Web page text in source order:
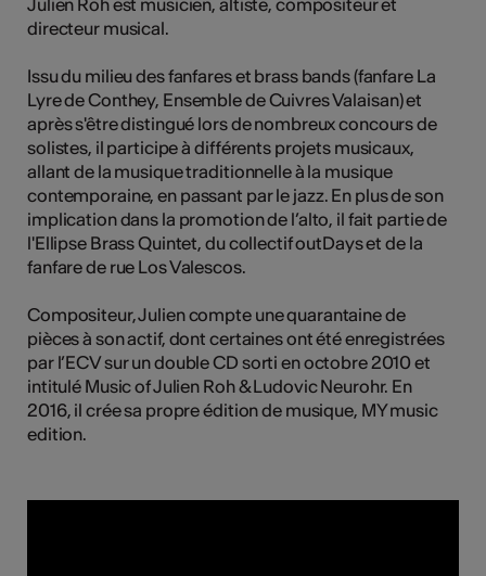
directeur musical.
Issu du milieu des fanfares et brass bands (fanfare La
Lyre de Conthey, Ensemble de Cuivres Valaisan) et
après s'être distingué lors de nombreux concours de
solistes, il participe à différents projets musicaux,
allant de la musique traditionnelle à la musique
contemporaine, en passant par le jazz. En plus de son
implication dans la promotion de l’alto, il fait partie de
l'Ellipse Brass Quintet, du collectif outDays et de la
fanfare de rue Los Valescos.
Compositeur, Julien compte une quarantaine de
pièces à son actif, dont certaines ont été enregistrées
par l’ECV sur un double CD sorti en octobre 2010 et
intitulé Music of Julien Roh & Ludovic Neurohr. En
2016, il crée sa propre édition de musique, MY music
edition.